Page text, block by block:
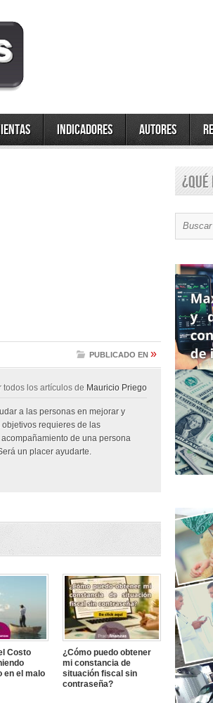
Indicadores Autores
PUBLICADO EN »
todos los artículos de Mauricio Priego
a las personas en mejorar y
requieres de las
de una persona
un placer ayudarte.
Costo
en el malo
¿Cómo puedo obtener
mi constancia de
situación fiscal sin
contraseña?